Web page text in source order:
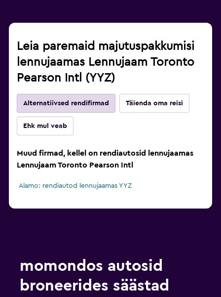
Leia paremaid majutuspakkumisi
lennujaamas Lennujaam Toronto
Pearson Intl (YYZ)
Alternatiivsed rendifirmad Täienda oma reisi
Ehk mul veab
Muud firmad, kellel on rendiautosid lennujaamas
Lennujaam Toronto Pearson Intl
Alamo: rendiautod lennujaamas YYZ
momondos autosid
broneerides säästad